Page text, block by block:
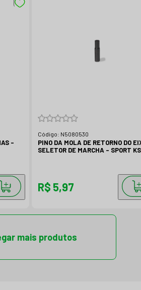
-
Código: N5080530
PINO DA MOLA DE RETORNO DO
SELETOR DE MARCHA - SPORT
R$ 5,97
mais produtos